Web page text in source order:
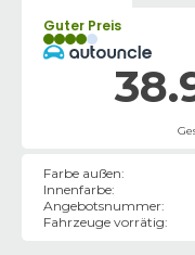
Guter Preis
Farbe außen:
Innenfarbe:
Angebotsnummer:
Fahrzeuge vorrätig: